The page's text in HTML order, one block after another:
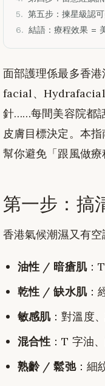
5. 第五步：揀星級認
6. 結語：療程效果 =
面部護理係最多香
facial、Hydrafacial
針……每間美容院都
皮膚目標決定。本
幫你避免「跟風做療
第一步：搞
香港氣候潮濕又有空
油性 / 暗瘡肌：
乾性 / 缺水肌：
敏感肌：對溫度
混合性 ：T 字油
熟齡 / 鬆弛：細